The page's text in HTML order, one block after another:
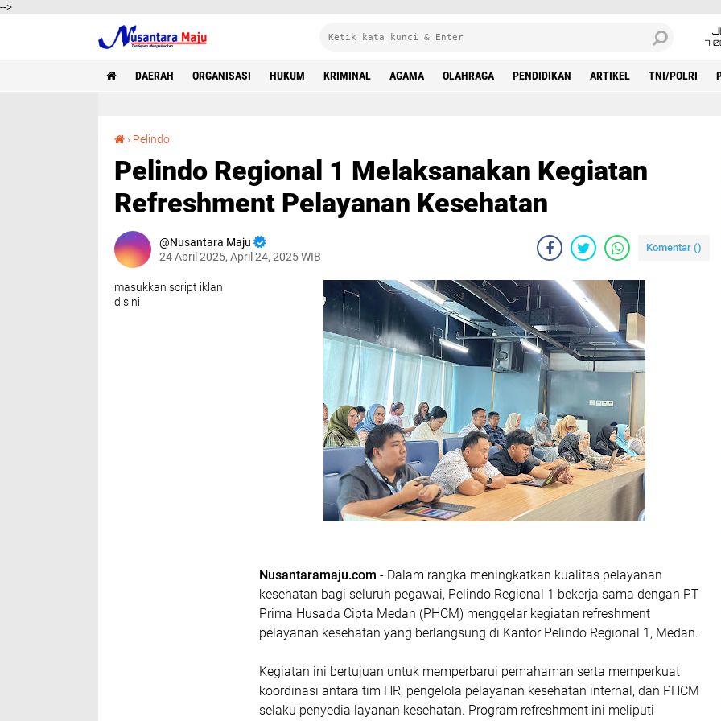
-->
7
DAERAH ORGANISASI HUKUM KRIMINAL AGAMA OLAHRAGA PENDIDIKAN ARTIKEL TNI/POLRI
› Pelindo
Pelindo Regional 1 Melaksanakan Kegiatan
Refreshment Pelayanan Kesehatan
Nusantara Maju
24 April 2025, April 24, 2025 WIB
Komentar ()
masukkan script iklan
disini
Nusantaramaju.com - Dalam rangka meningkatkan kualitas pelayanan
kesehatan bagi seluruh pegawai, Pelindo Regional 1 bekerja sama dengan PT
Prima Husada Cipta Medan (PHCM) menggelar kegiatan refreshment
pelayanan kesehatan yang berlangsung di Kantor Pelindo Regional 1, Medan.
Kegiatan ini bertujuan untuk memperbarui pemahaman serta memperkuat
koordinasi antara tim HR, pengelola pelayanan kesehatan internal, dan PHCM
selaku penyedia layanan kesehatan. Program refreshment ini meliputi